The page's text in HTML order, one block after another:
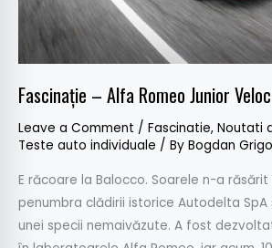
Fascinație – Alfa Romeo Junior
Leave a Comment / Fascinatie, Noutati
Teste auto individuale / By Bogdan
E răcoare la Balocco. Soarele n-a răsărit
penumbra clădirii istorice Autodelta SpA
unei specii nemaivăzute. A fost